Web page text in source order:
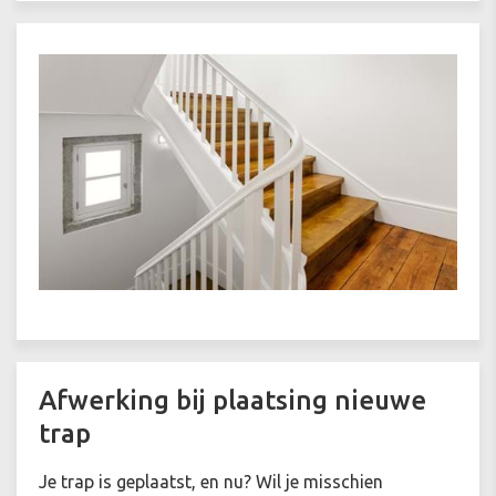
Afwerking bij plaatsing nieuwe
trap
Je trap is geplaatst, en nu? Wil je misschien